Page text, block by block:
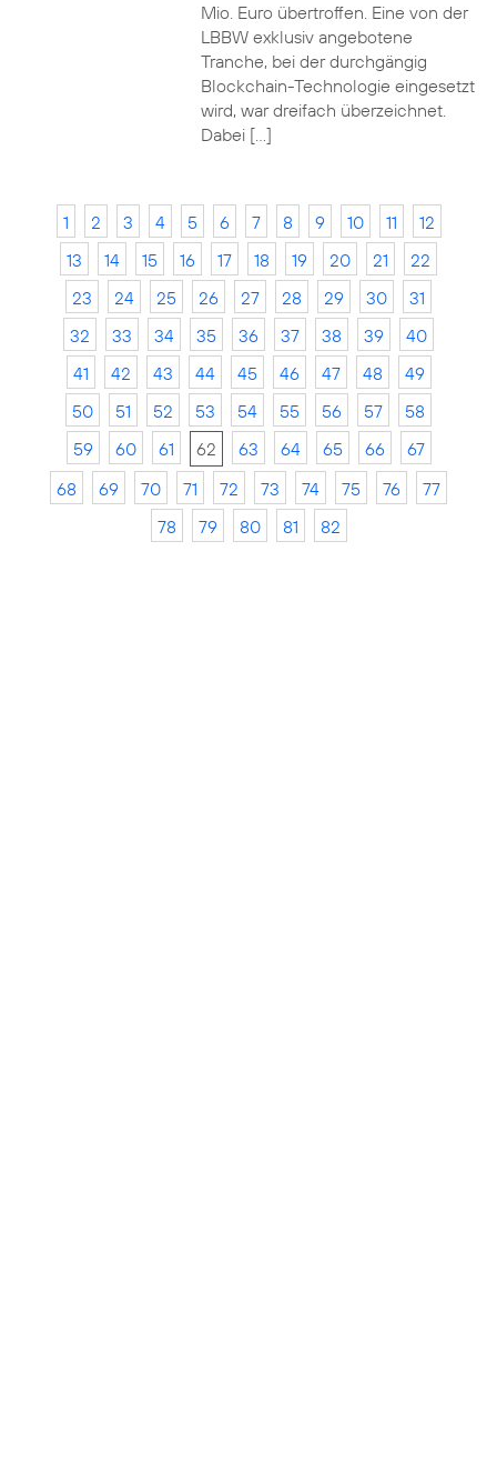
Mio. Euro übertroffen. Eine von der
LBBW exklusiv angebotene
Tranche, bei der durchgängig
Blockchain-Technologie eingesetzt
wird, war dreifach überzeichnet.
Dabei […]
1 2 3 4 5 6 7 8 9 10 11
12
13
14 15 16 17 18 19 20 21
22
23
24 25 26 27 28 29 30
31
32
33 34 35 36 37 38 39
40
41
42 43 44 45 46 47 48
49
50
51 52 53 54 55 56 57
58
59
60 61 62 63 64 65 66
67
68
69 70 71 72 73 74 75 76
77
78
79 80 81 82